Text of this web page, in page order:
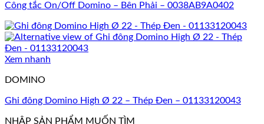
Công tắc On/Off Domino – Bên Phải – 0038AB9A0402
Xem nhanh
DOMINO
Ghi đông Domino High Ø 22 – Thép Đen – 01133120043
NHẬP SẢN PHẨM MUỐN TÌM